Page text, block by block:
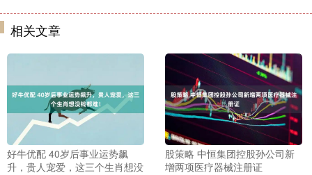
相关文章
好牛优配 40岁后事业运势飙
升，贵人宠爱，这三个生肖想没
股策略 中恒集团控股孙公司新
增两项医疗器械注册证